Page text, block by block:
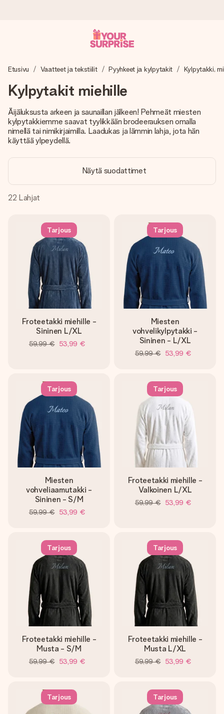
Valmistamme lahjasi huolella ja lähetämme sen hetkessä,
merkitystä.
4,8 (+15 000 arvostelun perusteella)
Reviewsissä.
Ilmainen tervehdyskortti
nopeammin kuin ehdit sanoa “yllätys!”
Etusivu Vaatteet ja tekstiilit Pyyhkeet ja kylpytakit Kylpytakki,
Kylpytakit miehille
Äijäluksusta arkeen ja saunaillan jälkeen! Pehmeät miesten
kylpytakkiemme saavat tyylikkään brodeerauksen omalla
nimellä tai nimikirjaimilla. Laadukas ja lämmin lahja, jota hän
käyttää ylpeydellä.
Näytä suodattimet
22 Lahjat
Tarjous
Froteetakki miehille -
Sininen L/XL
59,99 € 53,99 €
Tarjous
Miesten
vohvelikylpytakki -
Sininen - L/XL
59,99 € 53,99 €
Tarjous
Miesten
vohveliaamutakki -
Sininen - S/M
59,99 € 53,99 €
Tarjous
Froteetakki miehille -
Valkoinen L/XL
59,99 € 53,99 €
Tarjous
Froteetakki miehille -
Musta - S/M
59,99 € 53,99 €
Tarjous
Froteetakki miehille -
Musta L/XL
59,99 € 53,99 €
Tarjous Tarjous